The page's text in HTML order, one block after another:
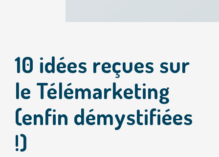
10 idées reçues sur
le Télémarketing
(enfin démystifiées
!)